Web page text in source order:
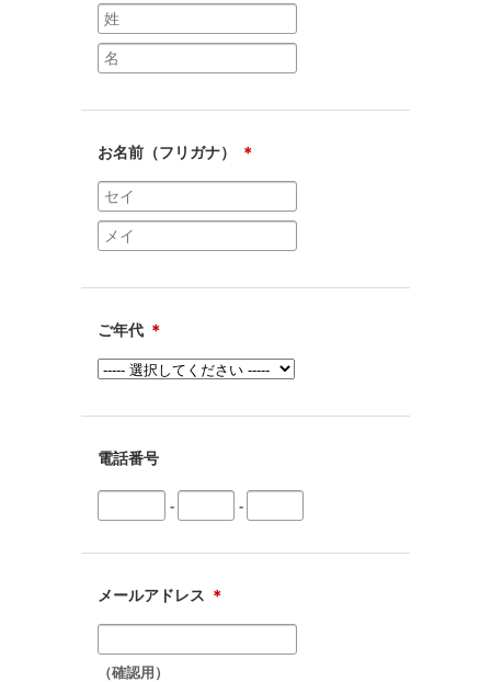
お名前（フリガナ） ＊
ご年代 ＊
電話番号
- -
メールアドレス ＊
（確認用）